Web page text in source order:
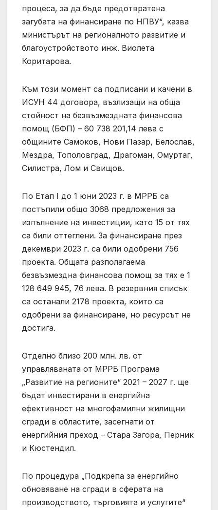
процеса, за да бъде предотвратена
загубата на финансиране по НПВУ“, казва
министърът на регионалното развитие и
благоустройството инж. Виолета
Коритарова.
Към този момент са подписани и качени в
ИСУН 44 договора, възлизащи на обща
стойност на безвъзмездната финансова
помощ (БФП) – 60 738 201,14 лева с
общините Самоков, Нови Пазар, Белослав,
Мездра, Тополовград, Драгоман, Омуртаг,
Силистра, Лом и Свищов.
По Етап I до 1 юни 2023 г. в МРРБ са
постъпили общо 3068 предложения за
изпълнение на инвестиции, като 15 от тях
са били оттеглени. За финансиране през
декември 2023 г. са били одобрени 756
проекта. Общата разполагаема
безвъзмездна финансова помощ за тях е 1
128 649 945, 76 лева. В резервния списък
са останали 2178 проекта, които са
одобрени за финансиране, но ресурсът не
достига.
Отделно близо 200 млн. лв. от
управляваната от МРРБ Програма
„Развитие на регионите“ 2021 – 2027 г. ще
бъдат инвестирани в енергийна
ефективност на многофамилни жилищни
сгради в областите, засегнати от
енергийния преход – Стара Загора, Перник
и Кюстендил.
По процедура „Подкрепа за енергийно
обновяване на сгради в сферата на
производството, търговията и услугите“